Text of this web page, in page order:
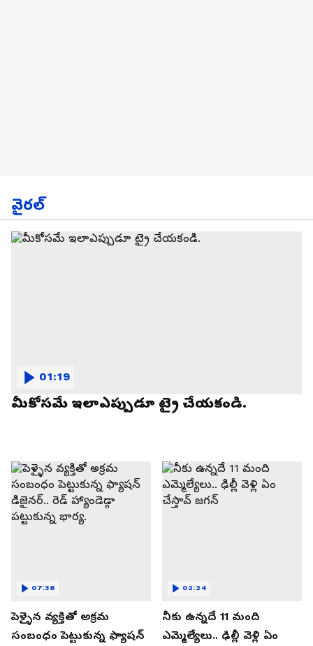
వైరల్
మీకోసమే ఇలాఎప్పుడూ ట్రై చేయకండి.
01:19
పెళ్ళైన వ్యక్తితో అక్రమ
సంబంధం పెట్టుకున్న ఫ్యాషన్
07:38
నీకు ఉన్నదే 11 మంది
ఎమ్మెల్యేలు.. ఢిల్లీ వెళ్లి ఏం
02:24